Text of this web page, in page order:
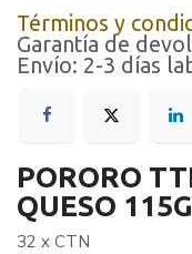
Términos y
Garantía de
Envío: 2-3 días
PORORO
QUESO 115G
32 x CTN